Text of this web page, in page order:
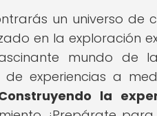
un universo de
en la exploración
mundo de
experiencias a
la